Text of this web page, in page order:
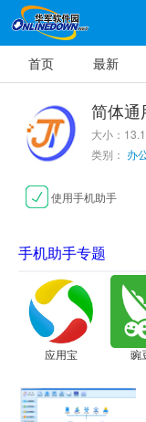
首页 最新
简体通
大小：
类别： 办
使用手机助手
手机助手专题
应用宝 豌